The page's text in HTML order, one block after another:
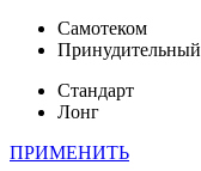
Самотеком
Принудительный
Стандарт
Лонг
ПРИМЕНИТЬ